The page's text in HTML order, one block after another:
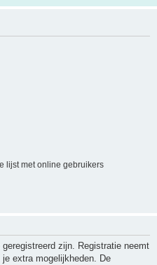
lijst met online gebruikers
zijn. Registratie neemt
extra mogelijkheden. De